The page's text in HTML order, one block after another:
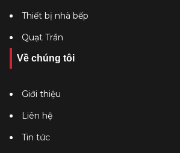
Thiết bị nhà bếp
Quạt Trần
Về chúng tôi
Giới thiệu
Liên hệ
Tin tức